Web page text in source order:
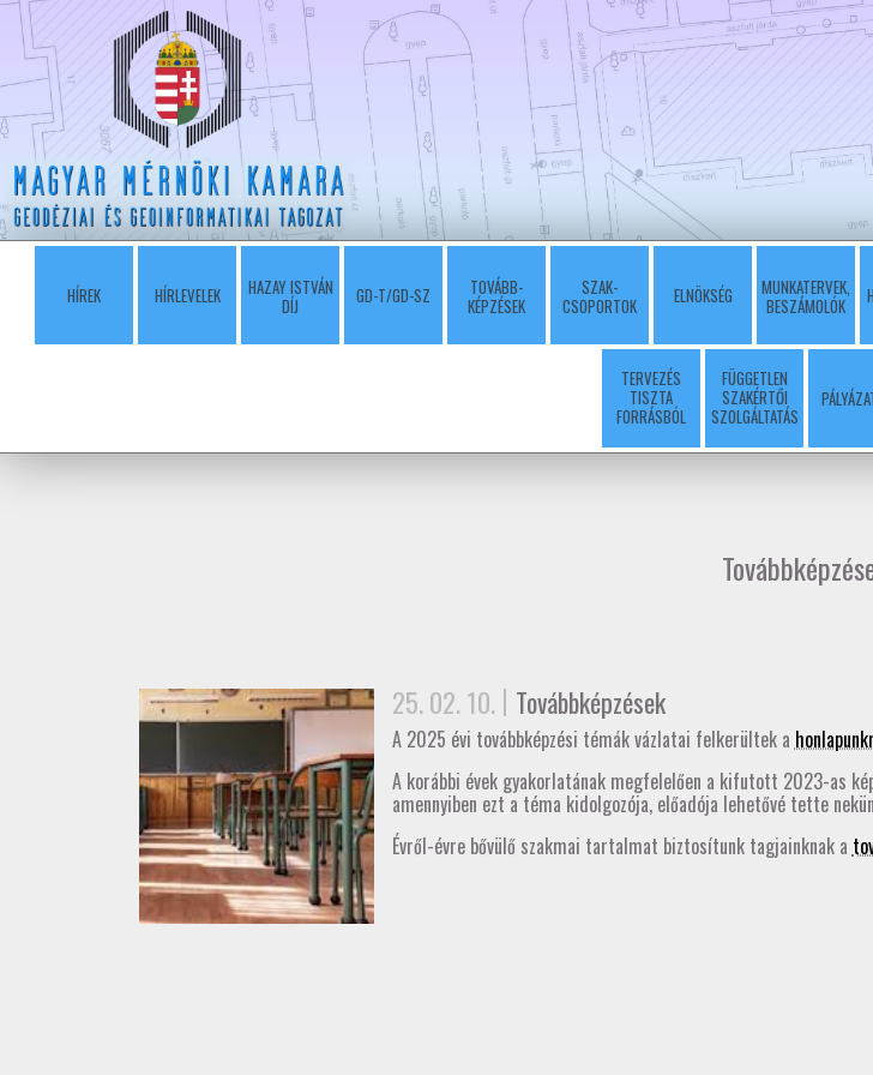
HÍREK HÍRLEVELEK
HAZAY ISTVÁN
DÍJ
GD-T/GD-SZ
TOVÁBB-
KÉPZÉSEK
SZAK-
CSOPORTOK
ELNÖKSÉG
MUNKATERVEK,
BESZÁMOLÓK
TERVEZÉS
TISZTA
FORRÁSBÓL
FÜGGETLEN
SZAKÉRTŐI
SZOLGÁLTATÁS
25. 02. 10. Továbbképzések
A 2025 évi továbbképzési témák vázlatai felkerültek a
A korábbi évek gyakorlatának megfelelően a kifutott 2023-as
amennyiben ezt a téma kidolgozója, előadója lehetővé tette
Évről-évre bővülő szakmai tartalmat biztosítunk tagjainknak a